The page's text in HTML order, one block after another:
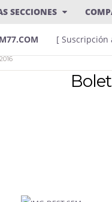
SECCIONES
[ Suscripción